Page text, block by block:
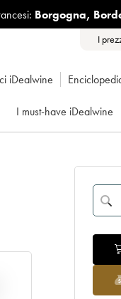
Borgogna,
I
iDealwine
I must-have iDealwine